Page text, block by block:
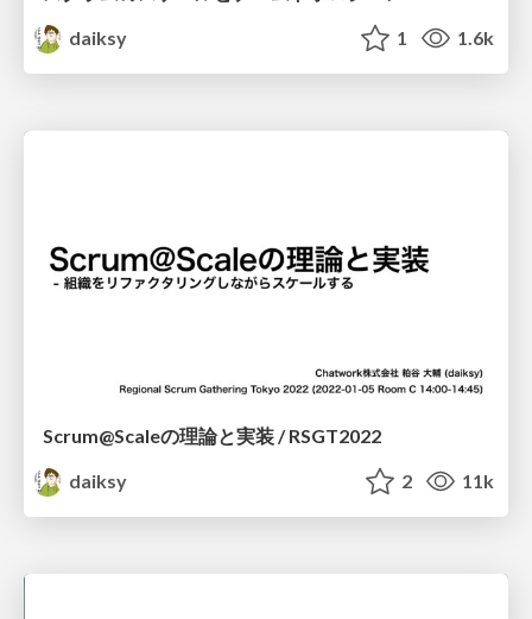
daiksy
1 1.6k
Scrum@Scaleの理論と実装 / RSGT2022
daiksy
2 11k